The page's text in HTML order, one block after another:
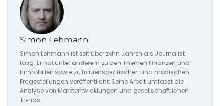
Simon Lehmann
Simon Lehmann ist seit über zehn Jahren als Journalist
tätig. Er hat unter anderem zu den Themen Finanzen und
Immobilien sowie zu frauenspezifischen und modischen
Fragestellungen veröffentlicht. Seine Arbeit umfasst die
Analyse von Marktentwicklungen und gesellschaftlichen
Trends.